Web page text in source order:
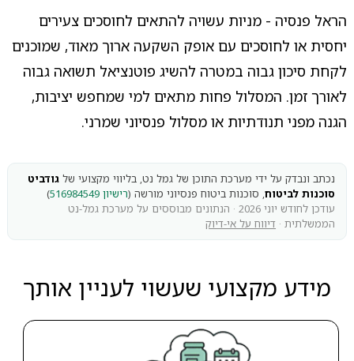
הראל פנסיה - מניות עשויה להתאים לחוסכים צעירים
יחסית או לחוסכים עם אופק השקעה ארוך מאוד, שמוכנים
לקחת סיכון גבוה במטרה להשיג פוטנציאל תשואה גבוה
לאורך זמן. המסלול פחות מתאים למי שמחפש יציבות,
הגנה מפני תנודתיות או מסלול פנסיוני שמרני.
נכתב ונבדק על ידי מערכת התוכן של גמל נט, בליווי מקצועי של גודביט
סוכנות לביטוח, סוכנות ביטוח פנסיוני מורשה (רישיון 516984549
)
עודכן לחודש יוני 2026 · הנתונים מבוססים על מערכת גמל-נט
הממשלתית · דיווח על אי-דיוק
מידע מקצועי שעשוי לעניין אותך